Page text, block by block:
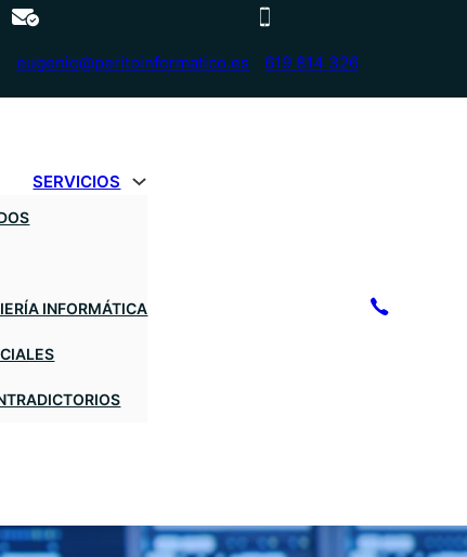
eugenio@peritoinformatico.es 619 814 326
SERVICIOS
INFORMÁTICA